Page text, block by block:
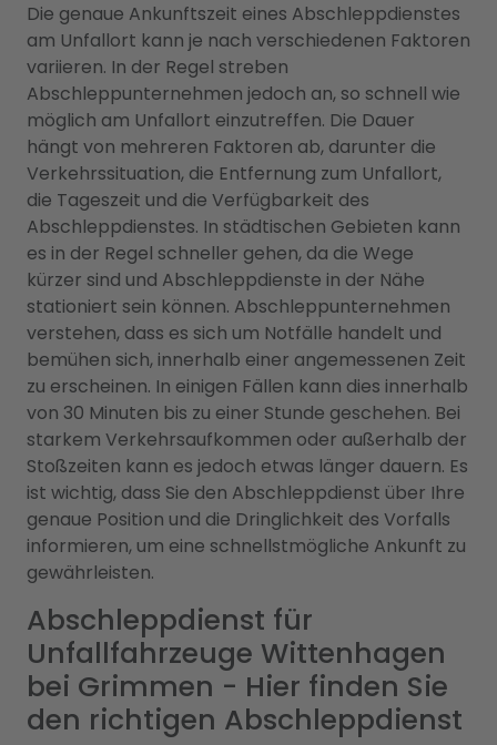
Die genaue Ankunftszeit eines Abschleppdienstes
am Unfallort kann je nach verschiedenen Faktoren
variieren. In der Regel streben
Abschleppunternehmen jedoch an, so schnell wie
möglich am Unfallort einzutreffen. Die Dauer
hängt von mehreren Faktoren ab, darunter die
Verkehrssituation, die Entfernung zum Unfallort,
die Tageszeit und die Verfügbarkeit des
Abschleppdienstes. In städtischen Gebieten kann
es in der Regel schneller gehen, da die Wege
kürzer sind und Abschleppdienste in der Nähe
stationiert sein können. Abschleppunternehmen
verstehen, dass es sich um Notfälle handelt und
bemühen sich, innerhalb einer angemessenen Zeit
zu erscheinen. In einigen Fällen kann dies innerhalb
von 30 Minuten bis zu einer Stunde geschehen. Bei
starkem Verkehrsaufkommen oder außerhalb der
Stoßzeiten kann es jedoch etwas länger dauern. Es
ist wichtig, dass Sie den Abschleppdienst über Ihre
genaue Position und die Dringlichkeit des Vorfalls
informieren, um eine schnellstmögliche Ankunft zu
gewährleisten.
Abschleppdienst für
Unfallfahrzeuge Wittenhagen
bei Grimmen - Hier finden Sie
den richtigen Abschleppdienst